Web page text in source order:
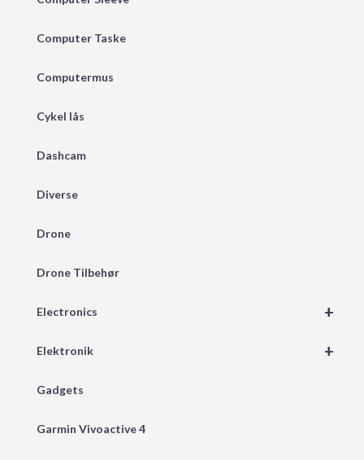
Computer Taske
Computermus
Cykel lås
Dashcam
Diverse
Drone
Drone Tilbehør
+
Electronics
+
Elektronik
Gadgets
Garmin Vivoactive 4